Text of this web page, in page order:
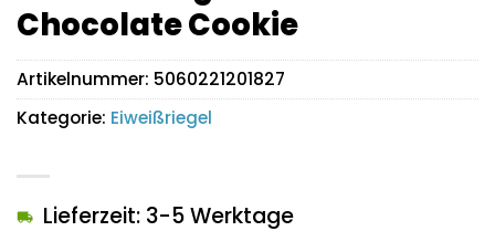
Chocolate Cookie
Lieferzeit: 3-5 Werktage
Artikelnummer: 5060221201827
Kategorie: Eiweißriegel